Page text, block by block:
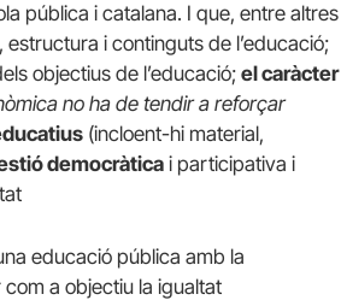
pública i catalana. I que, entre altres
estructura i continguts de l’educació;
objectius de l’educació; el caràcter
no ha de tendir a reforçar
(incloent-hi material,
democràticai participativa i
educació pública amb la
a objectiu la igualtat